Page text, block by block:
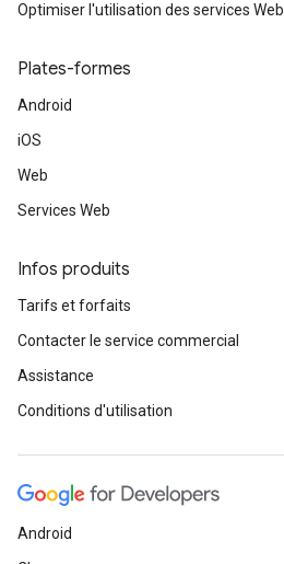
Optimiser l'utilisation des services Web
Plates-formes
Android
iOS
Web
Services Web
Infos produits
Tarifs et forfaits
Contacter le service commercial
Assistance
Conditions d'utilisation
Android